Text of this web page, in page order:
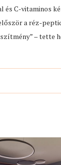
és C-vitaminos
a réz-
– tette